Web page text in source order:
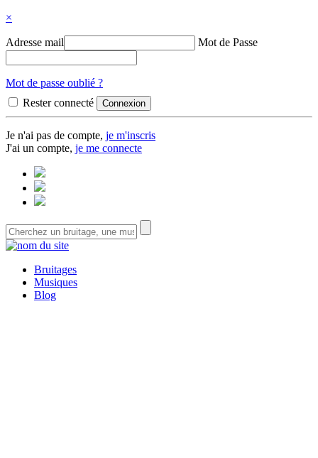
×
Adresse mail Mot de Passe
Mot de passe oublié ?
Rester connecté
Je n'ai pas de compte, je m'inscris
J'ai un compte, je me connecte
Bruitages
Musiques
Blog